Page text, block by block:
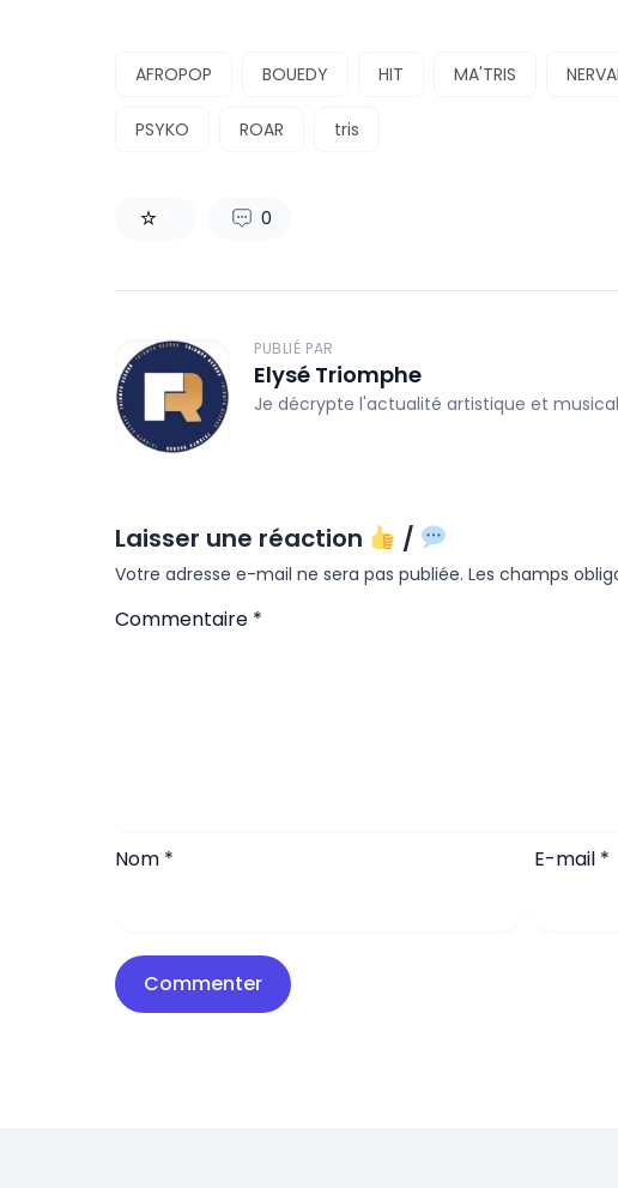
AFROPOP BOUEDY HIT MA'TRIS
PSYKO ROAR tris
0
PUBLIÉ PAR
Elysé Triomphe
Je décrypte l'actualité artistique et
Laisser une réaction /
Votre adresse e-mail ne sera pas publiée. Les champs
Commentaire *
Nom * E-mail *